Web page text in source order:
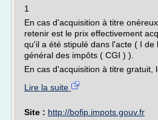
1
En cas d'acquisition à titre
retenir est le prix effectivement
qu'il a été stipulé dans l'acte ( I de
général des impôts ( CGI ) ).
En cas d'acquisition à titre gratuit,
Lire la suite
Site : http://bofip.impots.gouv.fr